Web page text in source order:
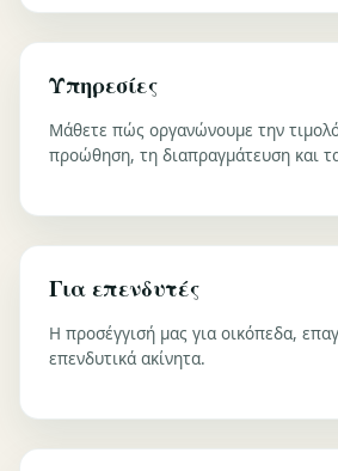
Υπηρεσίες
Μάθετε πώς οργανώνουμε την
προώθηση, τη διαπραγμάτευση και
Για επενδυτές
Η προσέγγισή μας για οικόπεδα,
επενδυτικά ακίνητα.